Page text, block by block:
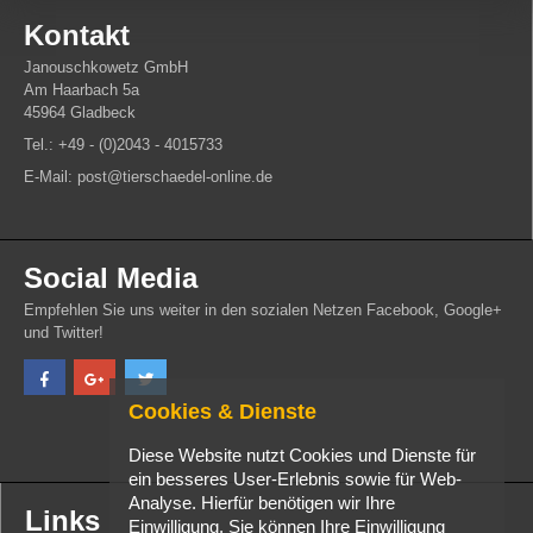
Kontakt
Janouschkowetz GmbH
Am Haarbach 5a
45964 Gladbeck
Tel.: +49 - (0)2043 - 4015733
E-Mail: post@tierschaedel-online.de
Social Media
Empfehlen Sie uns weiter in den sozialen Netzen Facebook, Google+
und Twitter!
Links
Cookies & Dienste
Diese Website nutzt Cookies und Dienste für
ein besseres User-Erlebnis sowie für Web-
Analyse. Hierfür benötigen wir Ihre
Einwilligung. Sie können Ihre Einwilligung